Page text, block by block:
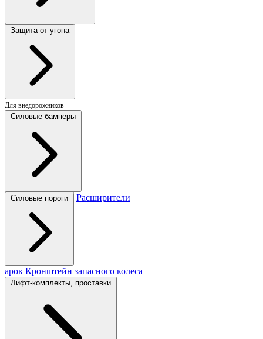
Защита от угона
Для внедорожников
Силовые бамперы
Силовые пороги Расширители
арок Кронштейн запасного колеса
Лифт-комплекты, проставки